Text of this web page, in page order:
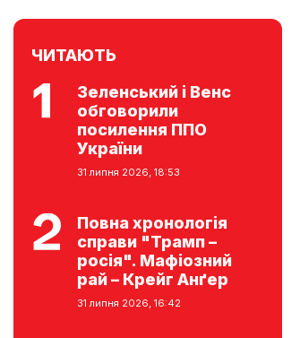
ЧИТАЮТЬ
Зеленський і Венс
обговорили
посилення ППО
України
31 липня 2026, 18:53
Повна хронологія
справи "Трамп –
росія". Мафіозний
рай – Крейг Анґер
31 липня 2026, 16:42